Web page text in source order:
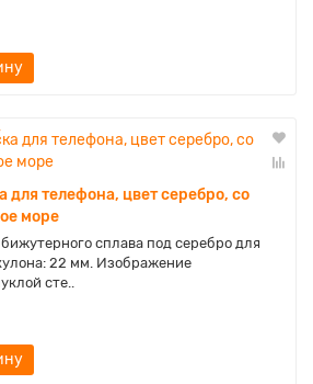
для телефона, цвет серебро, со
море
сплава под серебро для
22 мм. Изображение
сте..